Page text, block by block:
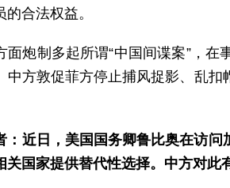
合法权益。
面炮制多起所谓“中国间谍案”，
中方敦促菲方停止捕风捉影、乱
：近日，美国国务卿鲁比奥在访
关国家提供替代性选择。中方对此